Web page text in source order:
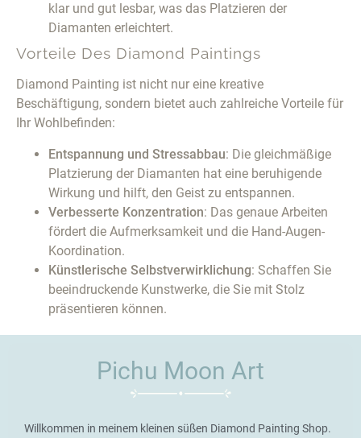
klar und gut lesbar, was das Platzieren der
Diamanten erleichtert.
Vorteile Des Diamond Paintings
Diamond Painting ist nicht nur eine kreative
Beschäftigung, sondern bietet auch zahlreiche Vorteile für
Ihr Wohlbefinden:
Entspannung und Stressabbau: Die gleichmäßige
Platzierung der Diamanten hat eine beruhigende
Wirkung und hilft, den Geist zu entspannen.
Verbesserte Konzentration: Das genaue Arbeiten
fördert die Aufmerksamkeit und die Hand-Augen-
Koordination.
Künstlerische Selbstverwirklichung: Schaffen Sie
beeindruckende Kunstwerke, die Sie mit Stolz
präsentieren können.
Pichu Moon Art
Willkommen in meinem kleinen süßen Diamond Painting Shop.